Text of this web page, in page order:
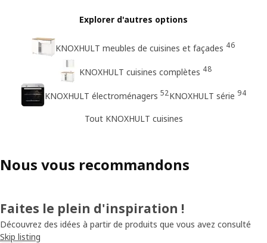
Explorer d'autres options
KNOXHULT meubles de cuisines et façades 46
KNOXHULT cuisines complètes 48
KNOXHULT électroménagers 52KNOXHULT série 94
Tout KNOXHULT cuisines
Nous vous recommandons
Faites le plein d'inspiration !
Découvrez des idées à partir de produits que vous avez consulté
Skip listing